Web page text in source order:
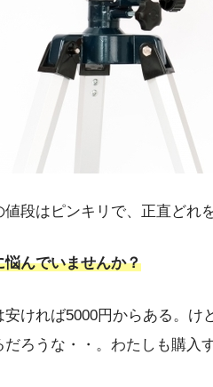
値段はピンキリで、正直どれ
悩んでいませんか？
安ければ5000円からある。
ろうな・・。わたしも購入